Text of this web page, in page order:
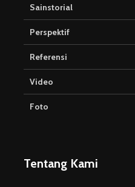
Sainstorial
Perspektif
Referensi
Video
Foto
Tentang Kami